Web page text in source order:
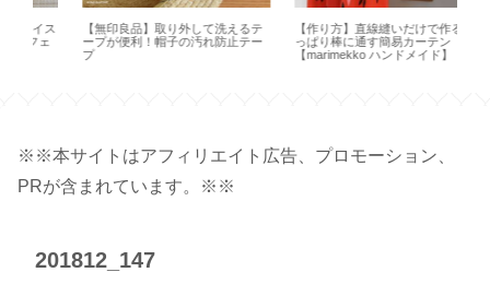
【無印良品】取り外して洗えるテ
ープが便利！帽子の汚れ防止テー
【作り方】直線縫いだけで作る つ
っぱり棒に通す簡易カーテン
【marimekko ハンドメイド】
※※本サイトはアフィリエイト広告、プロモーション、
PRが含まれています。※※
201812_147